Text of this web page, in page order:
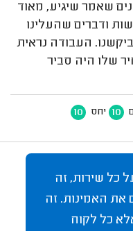
שאמר שיגיע, מאוד
ודברים שהעלינו
העבודה נראית
שלו היה סביר
10 יחס 10
כל שירות, זה
את האמינות. זה
כל לקוח